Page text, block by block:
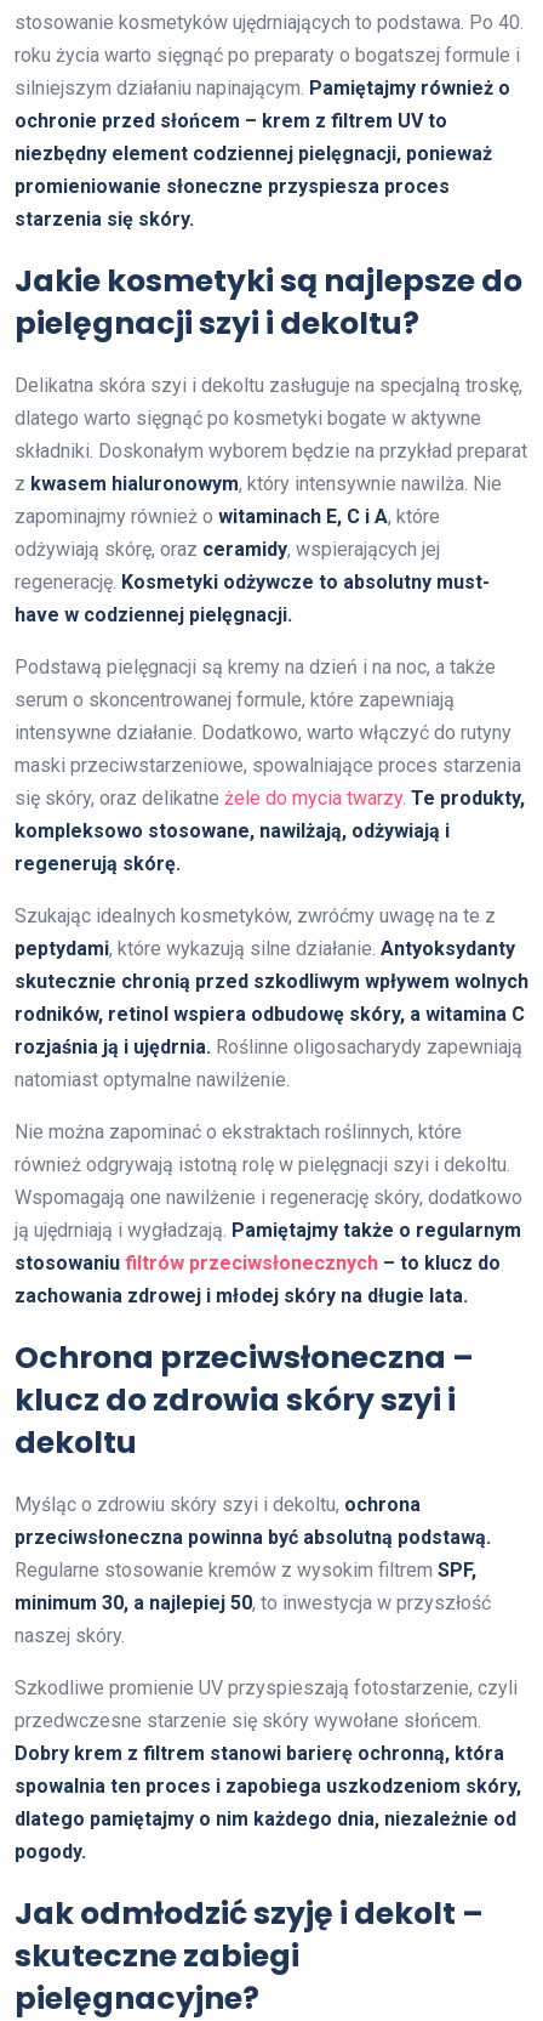
stosowanie kosmetyków ujędrniających to podstawa. Po 40.
roku życia warto sięgnąć po preparaty o bogatszej formule i
silniejszym działaniu napinającym. Pamiętajmy również o
ochronie przed słońcem – krem z filtrem UV to
niezbędny element codziennej pielęgnacji, ponieważ
promieniowanie słoneczne przyspiesza proces
starzenia się skóry.
Jakie kosmetyki są najlepsze do
pielęgnacji szyi i dekoltu?
Delikatna skóra szyi i dekoltu zasługuje na specjalną troskę,
dlatego warto sięgnąć po kosmetyki bogate w aktywne
składniki. Doskonałym wyborem będzie na przykład preparat
z kwasem hialuronowym, który intensywnie nawilża. Nie
zapominajmy również o witaminach E, C i A, które
odżywiają skórę, oraz ceramidy, wspierających jej
regenerację. Kosmetyki odżywcze to absolutny must-
have w codziennej pielęgnacji.
Podstawą pielęgnacji są kremy na dzień i na noc, a także
serum o skoncentrowanej formule, które zapewniają
intensywne działanie. Dodatkowo, warto włączyć do rutyny
maski przeciwstarzeniowe, spowalniające proces starzenia
się skóry, oraz delikatne żele do mycia twarzy. Te produkty,
kompleksowo stosowane, nawilżają, odżywiają i
regenerują skórę.
Szukając idealnych kosmetyków, zwróćmy uwagę na te z
peptydami, które wykazują silne działanie. Antyoksydanty
skutecznie chronią przed szkodliwym wpływem wolnych
rodników, retinol wspiera odbudowę skóry, a witamina C
rozjaśnia ją i ujędrnia. Roślinne oligosacharydy zapewniają
natomiast optymalne nawilżenie.
Nie można zapominać o ekstraktach roślinnych, które
również odgrywają istotną rolę w pielęgnacji szyi i dekoltu.
Wspomagają one nawilżenie i regenerację skóry, dodatkowo
ją ujędrniają i wygładzają. Pamiętajmy także o regularnym
stosowaniu filtrów przeciwsłonecznych – to klucz do
zachowania zdrowej i młodej skóry na długie lata.
Ochrona przeciwsłoneczna –
klucz do zdrowia skóry szyi i
dekoltu
Myśląc o zdrowiu skóry szyi i dekoltu, ochrona
przeciwsłoneczna powinna być absolutną podstawą.
Regularne stosowanie kremów z wysokim filtrem SPF,
minimum 30, a najlepiej 50, to inwestycja w przyszłość
naszej skóry.
Szkodliwe promienie UV przyspieszają fotostarzenie, czyli
przedwczesne starzenie się skóry wywołane słońcem.
Dobry krem z filtrem stanowi barierę ochronną, która
spowalnia ten proces i zapobiega uszkodzeniom skóry,
dlatego pamiętajmy o nim każdego dnia, niezależnie od
pogody.
Jak odmłodzić szyję i dekolt –
skuteczne zabiegi
pielęgnacyjne?